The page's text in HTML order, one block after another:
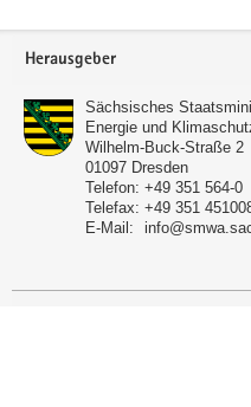
Footer-
Herausgeber
Sächsisches
Energie und
Wilhelm-Buck-Straße 2
01097 Dresden
Telefon: +49 351 564-0
Telefax: +49 351
E-Mail: